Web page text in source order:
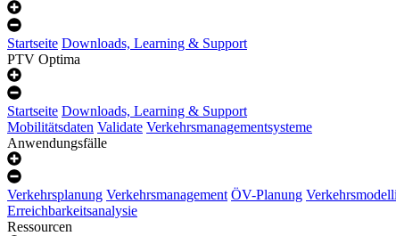
Startseite Downloads, Learning & Support
PTV Optima
Startseite Downloads, Learning & Support
Mobilitätsdaten Validate Verkehrsmanagementsysteme
Anwendungsfälle
Verkehrsplanung Verkehrsmanagement ÖV-Planung
Erreichbarkeitsanalysie
Ressourcen